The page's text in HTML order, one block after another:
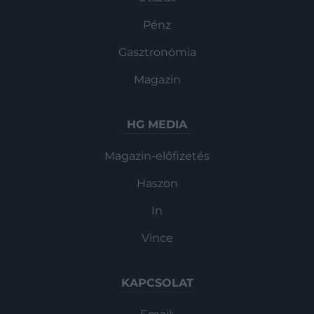
Pénz
Gasztronómia
Magazin
HG MEDIA
Magazin-előfizetés
Haszon
In
Vince
KAPCSOLAT